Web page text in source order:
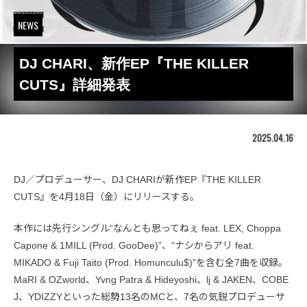
NEWS
DJ CHARI、新作EP『THE KILLER
CUTS』詳細発表
2025.04.16
DJ／プロデューサー、DJ CHARIが新作EP『THE KILLER
CUTS』を4月18日（金）にリリースする。
本作には先行シングル“なんとも思ってねぇ feat. LEX, Choppa
Capone & 1MILL (Prod. GooDee)”、“ナシからアリ feat.
MIKADO & Fuji Taito (Prod. Homunculu$)”を含む全7曲を収録。
MaRI & OZworld、Yvng Patra & Hideyoshi、lj & JAKEN、COBE
J、YDIZZYといった総勢13名のMCと、7名の気鋭プロデューサ